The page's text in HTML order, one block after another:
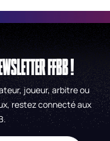
FFBB !
joueur, arbitre ou
restez connecté aux